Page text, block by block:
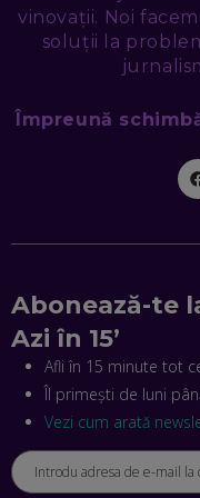
SEAMA CĂ
CE-AM
EP. 46
MIHAI
DISPECERAT
ASIA
EP. 43
ANDREI
MAI MEARGĂ
RESPECTĂM
vinovații. Noi
soluții la
Împreună
Abonează-te
Azi în 15’
Afli în 15 minute tot
Îl primești de luni
Vezi cum arată